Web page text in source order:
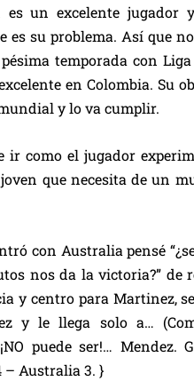
es un excelente jugador
es su problema. Así que
temporada con
en Colombia. Su
y lo va cumplir.
ir como el jugador
que necesita de un
con Australia pensé
nos da la victoria?” de
y centro para Martinez,
y le llega solo a…
puede ser!… Mendez.
– Australia 3. }